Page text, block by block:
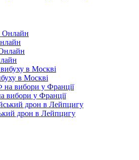
в Москві
вибори у Франції
дрон в Лейпцигу